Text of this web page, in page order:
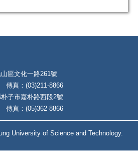
區文化一路261號
真：(03)211-8866
子市嘉朴路西段2號
真：(05)362-8866
University of Science and Technology.